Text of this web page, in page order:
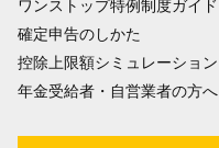
ワンストップ特例制度ガイド
確定申告のしかた
控除上限額シミュレーション
年金受給者・自営業者の方へ